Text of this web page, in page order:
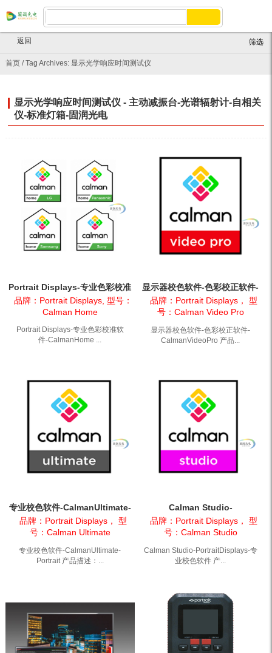
首页/Tag Archives: 显示光学响应时间测试仪
返回 筛选
显示光学响应时间测试仪 - 主动减振台-光谱辐射计-自相关
仪-标准灯箱-固润光电
Portrait Displays-专业色彩校准
软件-CalmanHome
品牌：Portrait Displays, 型号：
Calman Home
Portrait Displays-专业色彩校准软
件-CalmanHome ...
显示器校色软件-色彩校正软件-
CalmanVideoPro
品牌：Portrait Displays， 型
号：Calman Video Pro
显示器校色软件-色彩校正软件-
CalmanVideoPro 产品...
专业校色软件-CalmanUltimate-
Portrait
品牌：Portrait Displays， 型
号：Calman Ultimate
专业校色软件-CalmanUltimate-
Portrait 产品描述：...
Calman Studio-
PortraitDisplays-专业校色软件
品牌：Portrait Displays， 型
号：Calman Studio
Calman Studio-PortraitDisplays-专
业校色软件 产...